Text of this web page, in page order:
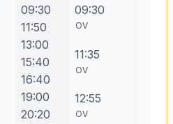
09:30
11:50
13:00
15:40
16:40
19:00
20:20
09:30
OV
11:35
OV
12:55
OV